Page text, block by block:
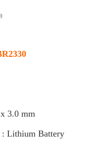
3.0 mm
Lithium Battery